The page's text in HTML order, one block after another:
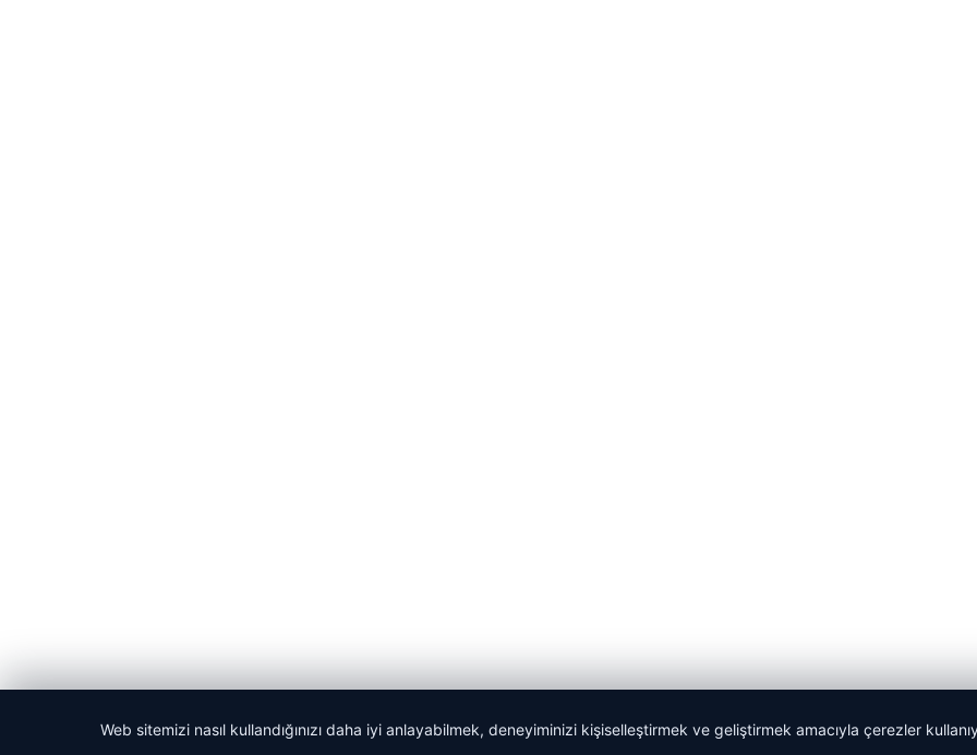
© 2026 Haber Git – Güncel Haber Portalı
Web sitemizi nasıl kullandığınızı daha iyi anlayabilmek, deneyiminizi kişiselleştirmek ve geliştirmek amacıyla çerezler